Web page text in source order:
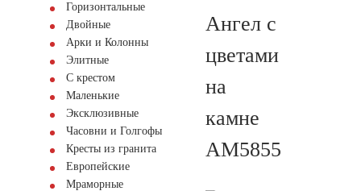
Горизонтальные
Двойные
Арки и Колонны
Элитные
С крестом
Маленькие
Эксклюзивные
Часовни и Голгофы
Кресты из гранита
Европейские
Мраморные
Ангел с
цветами
на
камне
AM5855